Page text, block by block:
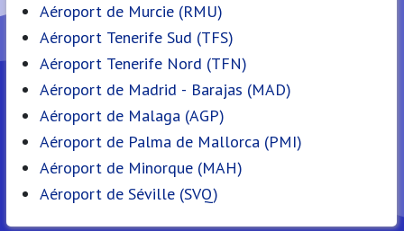
Aéroport de Murcie (RMU)
Aéroport Tenerife Sud (TFS)
Aéroport Tenerife Nord (TFN)
Aéroport de Madrid - Barajas (MAD)
Aéroport de Malaga (AGP)
Aéroport de Palma de Mallorca (PMI)
Aéroport de Minorque (MAH)
Aéroport de Séville (SVQ)